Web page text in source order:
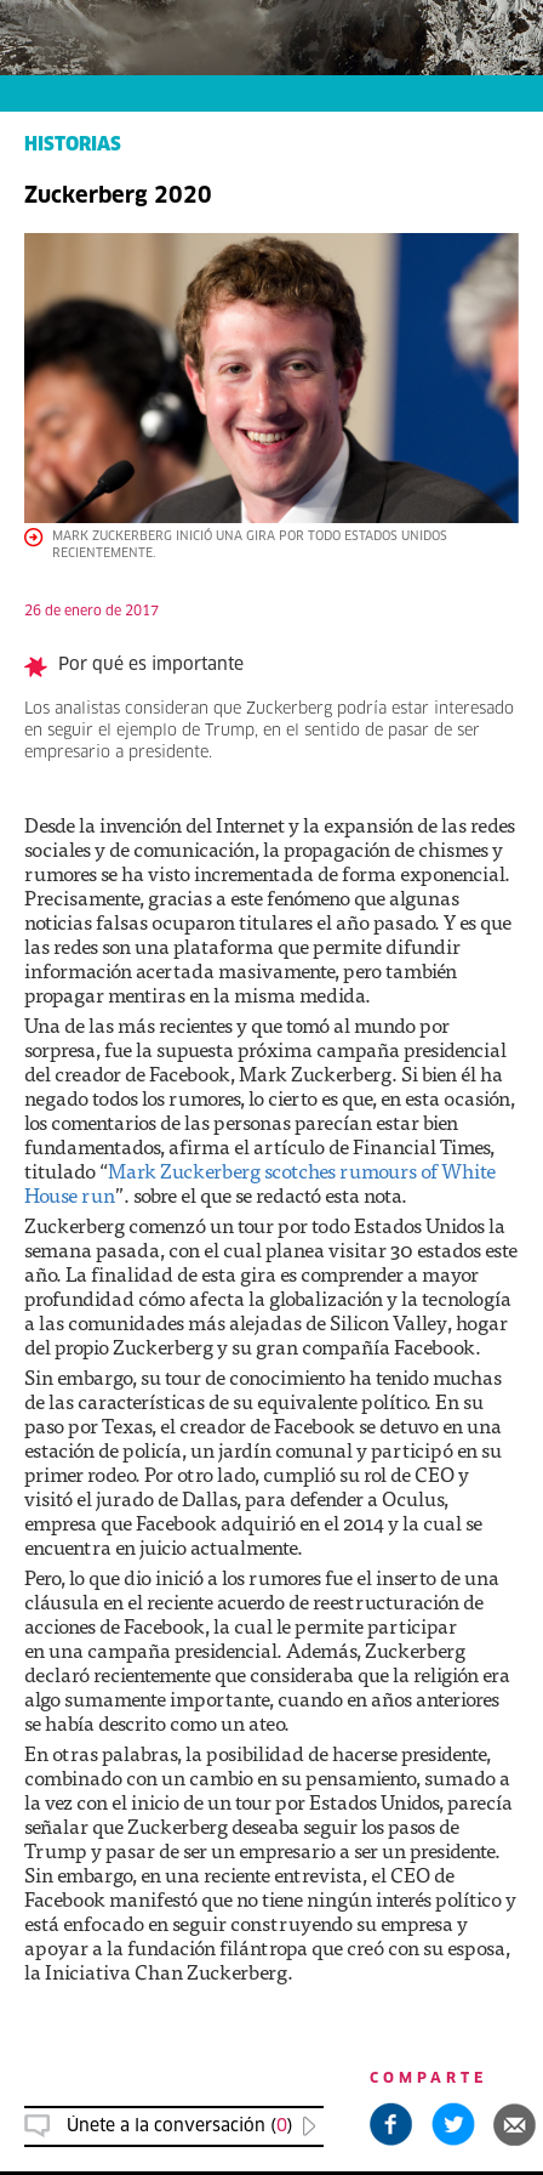
HISTORIAS
Zuckerberg 2020
MARK ZUCKERBERG INICIÓ UNA GIRA POR TODO ESTADOS UNIDOS
RECIENTEMENTE.
26 de enero de 2017
Por qué es importante
Los analistas consideran que Zuckerberg podría estar interesado
en seguir el ejemplo de Trump, en el sentido de pasar de ser
empresario a presidente.
Desde la invención del Internet y la expansión de las redes
sociales y de comunicación, la propagación de chismes y
rumores se ha visto incrementada de forma exponencial.
Precisamente, gracias a este fenómeno que algunas
noticias falsas ocuparon titulares el año pasado. Y es que
las redes son una plataforma que permite difundir
información acertada masivamente, pero también
propagar mentiras en la misma medida.
Una de las más recientes y que tomó al mundo por
sorpresa, fue la supuesta próxima campaña presidencial
del creador de Facebook, Mark Zuckerberg. Si bien él ha
negado todos los rumores, lo cierto es que, en esta ocasión,
los comentarios de las personas parecían estar bien
fundamentados, afirma el artículo de Financial Times,
titulado “Mark Zuckerberg scotches rumours of White
House run”. sobre el que se redactó esta nota.
Zuckerberg comenzó un tour por todo Estados Unidos la
semana pasada, con el cual planea visitar 30 estados este
año. La finalidad de esta gira es comprender a mayor
profundidad cómo afecta la globalización y la tecnología
a las comunidades más alejadas de Silicon Valley, hogar
del propio Zuckerberg y su gran compañía Facebook.
Sin embargo, su tour de conocimiento ha tenido muchas
de las características de su equivalente político. En su
paso por Texas, el creador de Facebook se detuvo en una
estación de policía, un jardín comunal y participó en su
primer rodeo. Por otro lado, cumplió su rol de CEO y
visitó el jurado de Dallas, para defender a Oculus,
empresa que Facebook adquirió en el 2014 y la cual se
encuentra en juicio actualmente.
Pero, lo que dio inició a los rumores fue el inserto de una
cláusula en el reciente acuerdo de reestructuración de
acciones de Facebook, la cual le permite participar
en una campaña presidencial. Además, Zuckerberg
declaró recientemente que consideraba que la religión era
algo sumamente importante, cuando en años anteriores
se había descrito como un ateo.
En otras palabras, la posibilidad de hacerse presidente,
combinado con un cambio en su pensamiento, sumado a
la vez con el inicio de un tour por Estados Unidos, parecía
señalar que Zuckerberg deseaba seguir los pasos de
Trump y pasar de ser un empresario a ser un presidente.
Sin embargo, en una reciente entrevista, el CEO de
Facebook manifestó que no tiene ningún interés político y
está enfocado en seguir construyendo su empresa y
apoyar a la fundación filántropa que creó con su esposa,
la Iniciativa Chan Zuckerberg.
Únete a la conversación (0)
COMPARTE